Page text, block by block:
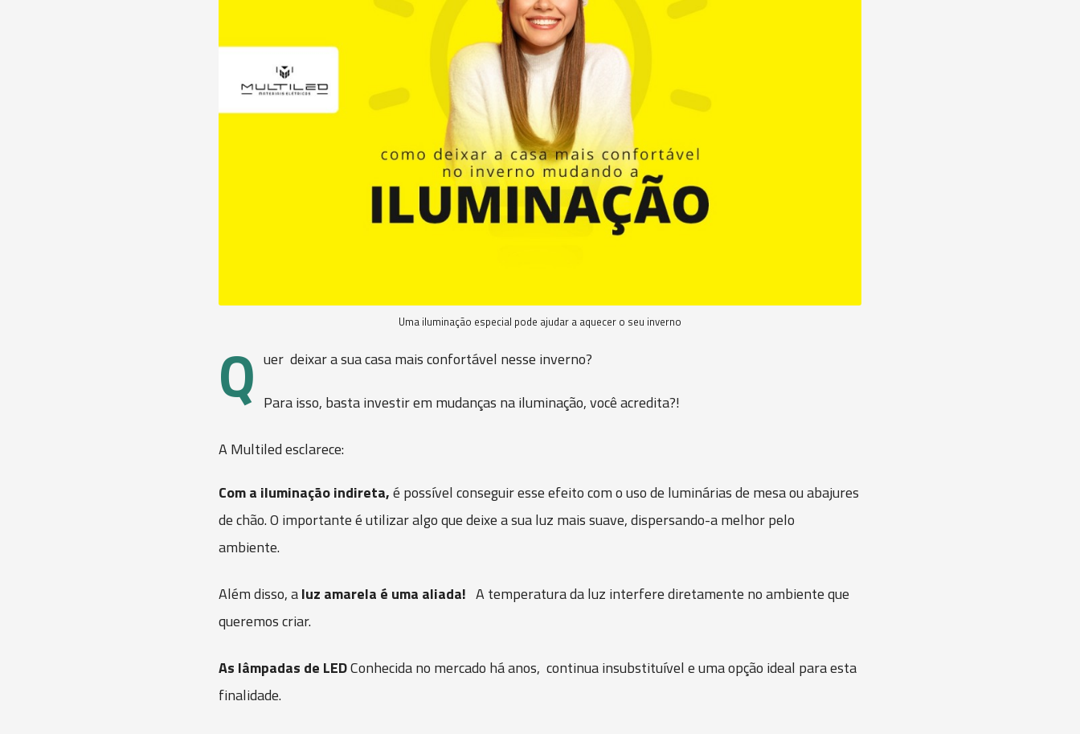
Uma iluminação especial pode ajudar a aquecer o seu inverno
Q uer deixar a sua casa mais confortável nesse inverno?
Para isso, basta investir em mudanças na iluminação, você acredita?!
A Multiled esclarece:
Com a iluminação indireta,é possível conseguir esse efeito com o uso de luminárias de mesa ou abajures
de chão. O importante é utilizar algo que deixe a sua luz mais suave, dispersando-a melhor pelo
ambiente.
Além disso, aluz amarela é uma aliada! A temperatura da luz interfere diretamente no ambiente que
queremos criar.
As lâmpadas de LEDConhecida no mercado há anos, continua insubstituível e uma opção ideal para esta
finalidade.